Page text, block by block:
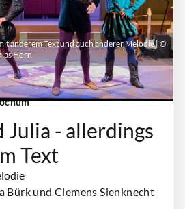
| 19:30 Uhr - 21:20
Julia - allerdings
Text
Bürk und Clemens Sienknecht
anderem Text und auch anderer Melodie | ©
Horn